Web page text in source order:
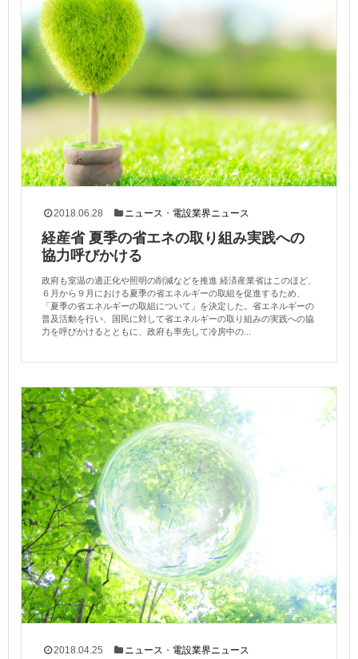
2018.06.28 ニュース ・ 電設業界ニュース
経産省 夏季の省エネの取り組み実践への
協力呼びかける
政府も室温の適正化や照明の削減などを推進 経済産業省はこのほど、
６月から９月における夏季の省エネルギーの取組を促進するため、
「夏季の省エネルギーの取組について」を決定した。省エネルギーの
普及活動を行い、国民に対して省エネルギーの取り組みの実践への協
力を呼びかけるとともに、政府も率先して冷房中の...
2018.04.25 ニュース ・ 電設業界ニュース